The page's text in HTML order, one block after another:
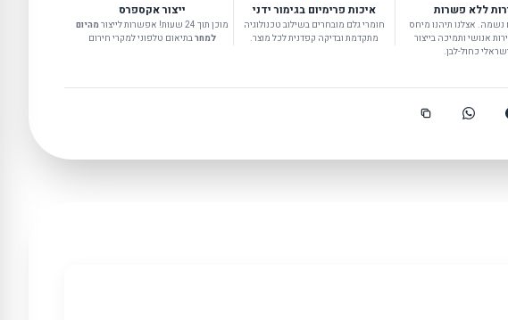
ללא פשרות
נשמה. אצלנו תיהנו מיחס
אנושי ותמיכה בייצור
ישראלי כחול-לבן.
איכות פרימיום בגימור ידני
חומרי גלם מובחרים בשילוב טכנולוגיה
מתקדמת ובדיקה קפדנית לכל מוצר.
ייצור אקספרס
מוכן תוך 24 שעות! אפשרות לייצור
מהיום
למחרבתיאום טלפוני למקרי חירום